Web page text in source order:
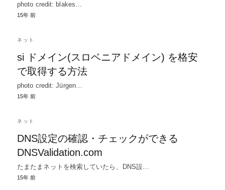
photo credit: blakes…
15年 前
ネット
si ドメイン(スロベニアドメイン) を格安
で取得する方法
photo credit: Jürgen…
15年 前
ネット
DNS設定の確認・チェックができる
DNSValidation.com
たまたまネットを検索していたら、DNS設…
15年 前